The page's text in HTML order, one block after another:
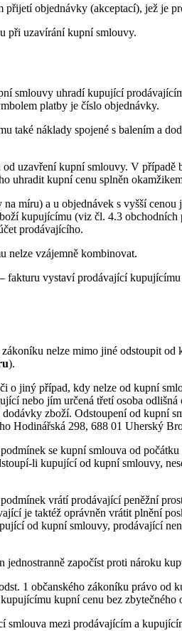
objednávky (akceptací), jež je
při uzavírání kupní smlouvy.
smlouvy uhradí kupující
platby je číslo objednávky.
také náklady spojené s balením a
uzavření kupní smlouvy. V
uhradit kupní cenu splněn
míru) a u objednávek s vyšší
kupujícímu (viz čl. 4.3
prodávajícího.
nelze vzájemně kombinovat.
vystaví prodávající
nelze mimo jiné odstoupit
).
o jiný případ, kdy nelze od kupní
nebo jím určená třetí osoba
zboží. Odstoupení od
Hodinářská 298, 688 01 Uherský
se kupní smlouva od
li kupující od kupní smlouvy,
vrátí prodávající peněžní
je taktéž oprávněn vrátit plnění
od kupní smlouvy, prodávající
započíst proti nároku
1 občanského zákoníku právo
kupní cenu bez zbytečného
smlouva mezi prodávajícím a